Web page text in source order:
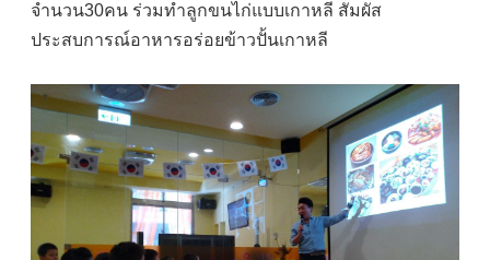
จำนวน30คน ร่วมทำลูกขนไก่แบบเกาหลี สัมผัส
ประสบการณ์อาหารอร่อยข้าวปั้นเกาหลี